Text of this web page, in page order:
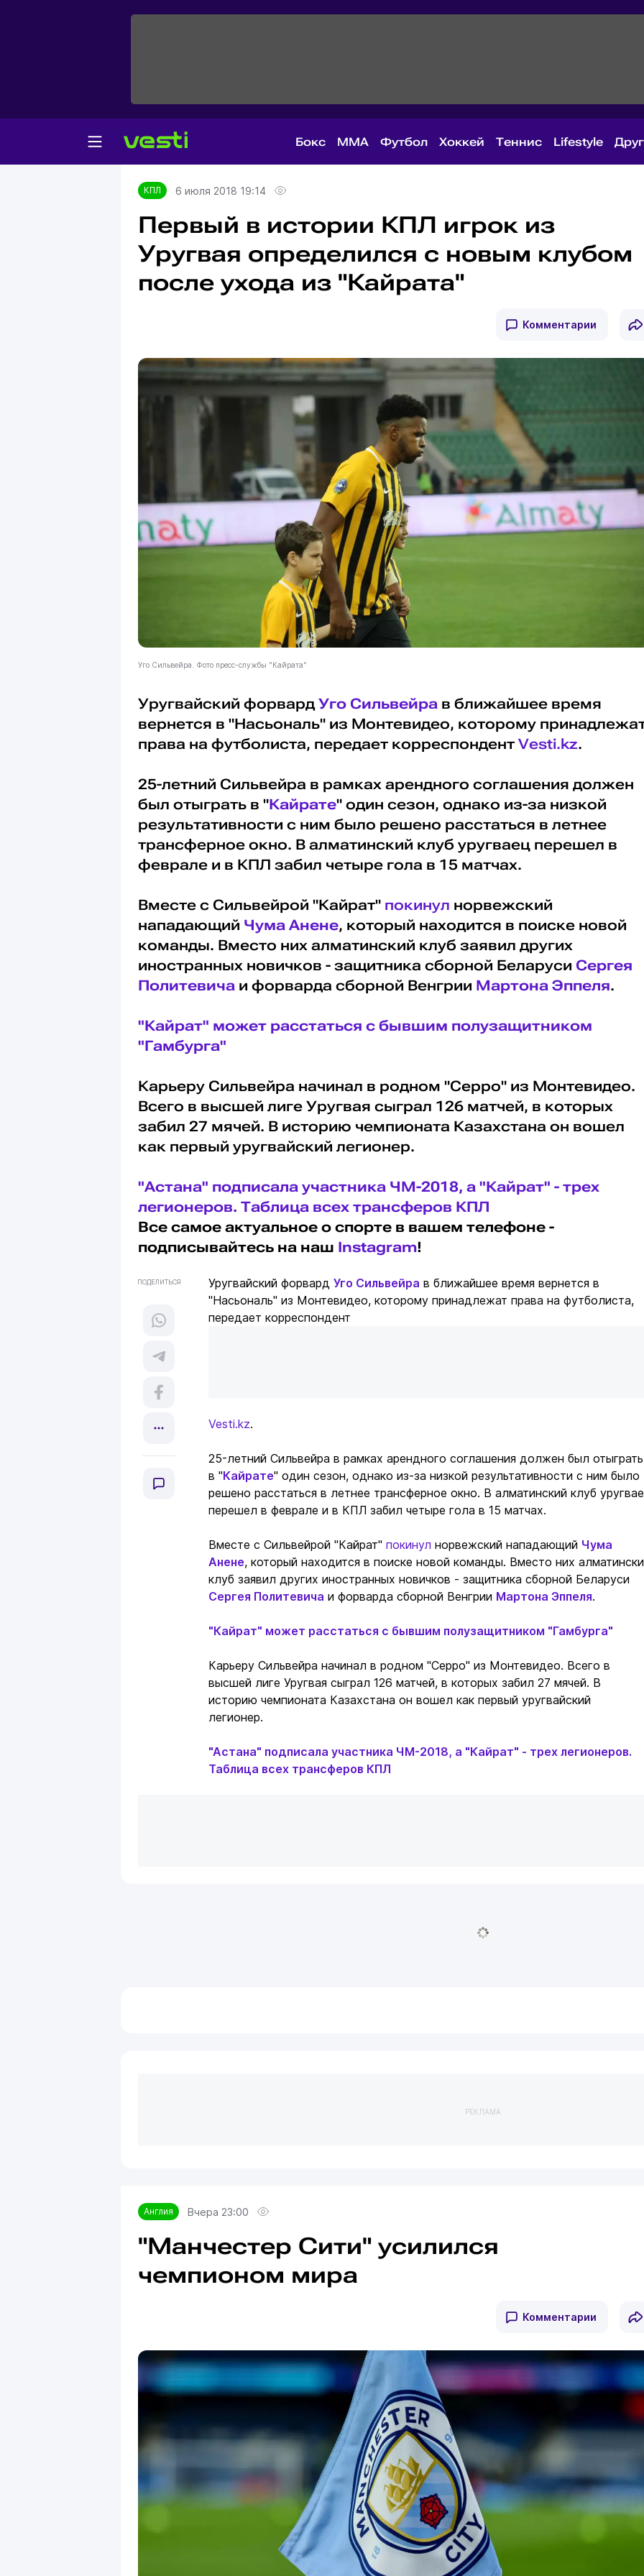
Бокс MMA Футбол Хоккей Теннис Lifestyle
Главная
КПЛ
КПЛ 6 июля 2018 19:14
Первый в истории КПЛ игрок из
Уругвая определился с новым клубом
после ухода из "Кайрата"
Комментарии
Уго Сильвейра. Фото пресс-службы "Кайрата"
Уругвайский форвардУго Сильвейра в ближайшее время
вернется в "Насьональ" из Монтевидео, которому
права на футболиста, передает корреспондент Vesti.kz.
25-летний Сильвейра в рамках арендного соглашения должен
был отыграть в "Кайрате" один сезон, однако из-за низкой
результативности с ним было решено расстаться в летнее
трансферное окно. В алматинский клуб уругваец перешел в
феврале и в КПЛ забил четыре гола в 15 матчах.
Вместе с Сильвейрой "Кайрат" покинул норвежский
нападающий Чума Анене, который находится в поиске новой
команды. Вместо них алматинский клуб заявил других
иностранных новичков - защитника сборной Беларуси Сергея
Политевича и форварда сборной Венгрии Мартона Эппеля.
"Кайрат" может расстаться с бывшим полузащитником
"Гамбурга"
Карьеру Сильвейра начинал в родном "Серро" из Монтевидео.
Всего в высшей лиге Уругвая сыграл 126 матчей, в которых
забил 27 мячей. В историю чемпионата Казахстана он вошел
как первый уругвайский легионер.
"Астана" подписала участника ЧМ-2018, а "Кайрат" - трех
легионеров. Таблица всех трансферов КПЛ
Все самое актуальное о спорте в вашем телефоне -
подписывайтесь на наш Instagram!
ПОДЕЛИТЬСЯ Уругвайский форвард Уго Сильвейра в ближайшее время вернется в
"Насьональ" из Монтевидео, которому принадлежат права на футболиста,
передает корреспондент
Vesti.kz.
25-летний Сильвейра в рамках арендного соглашения должен был отыграть
в "Кайрате" один сезон, однако из-за низкой результативности с ним было
решено расстаться в летнее трансферное окно. В алматинский клуб
перешел в феврале и в КПЛ забил четыре гола в 15 матчах.
Вместе с Сильвейрой "Кайрат" покинул норвежский нападающий Чума
Анене, который находится в поиске новой команды. Вместо них
клуб заявил других иностранных новичков - защитника сборной Беларуси
Сергея Политевича и форварда сборной Венгрии Мартона Эппеля.
"Кайрат" может расстаться с бывшим полузащитником "Гамбурга"
Карьеру Сильвейра начинал в родном "Серро" из Монтевидео. Всего в
высшей лиге Уругвая сыграл 126 матчей, в которых забил 27 мячей. В
историю чемпионата Казахстана он вошел как первый уругвайский
легионер.
"Астана" подписала участника ЧМ-2018, а "Кайрат" - трех легионеров.
Таблица всех трансферов КПЛ
РЕКЛАМА
Англия Вчера 23:00
"Манчестер Сити" усилился
чемпионом мира
Комментарии